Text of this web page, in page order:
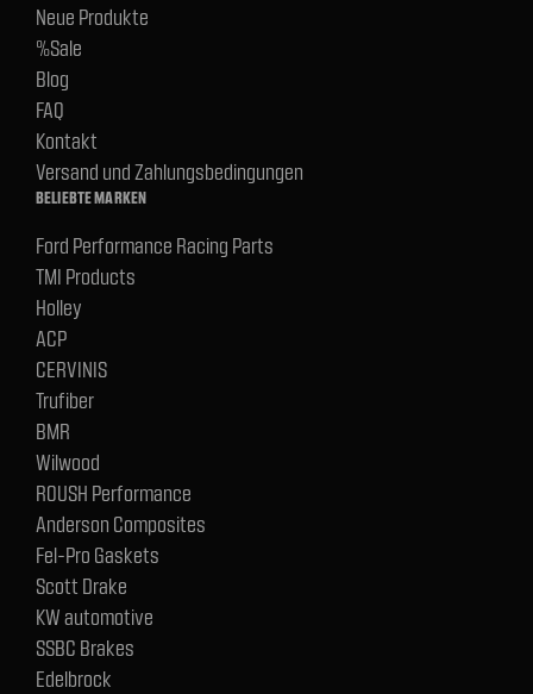
Neue Produkte
%Sale
Blog
FAQ
Kontakt
Versand und Zahlungsbedingungen
BELIEBTE MARKEN
Ford Performance Racing Parts
TMI Products
Holley
ACP
CERVINIS
Trufiber
BMR
Wilwood
ROUSH Performance
Anderson Composites
Fel-Pro Gaskets
Scott Drake
KW automotive
SSBC Brakes
Edelbrock